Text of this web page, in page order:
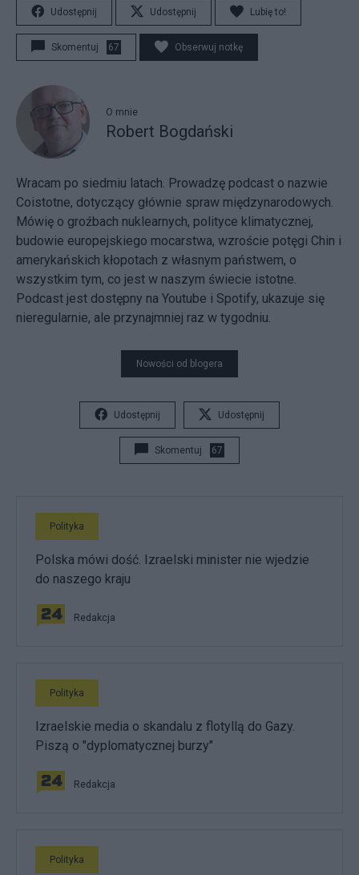
Udostępnij Udostępnij Lubię to!
Skomentuj 67 Obserwuj notkę
O mnie
Robert Bogdański
Wracam po siedmiu latach. Prowadzę podcast o nazwie
Coistotne, dotyczący głównie spraw międzynarodowych.
Mówię o groźbach nuklearnych, polityce klimatycznej,
budowie europejskiego mocarstwa, wzroście potęgi Chin i
amerykańskich kłopotach z własnym państwem, o
wszystkim tym, co jest w naszym świecie istotne.
Podcast jest dostępny na Youtube i Spotify, ukazuje się
nieregularnie, ale przynajmniej raz w tygodniu.
Nowości od blogera
Udostępnij Udostępnij
Skomentuj 67
Polityka
Polska mówi dość. Izraelski minister nie wjedzie
do naszego kraju
Redakcja
Polityka
Izraelskie media o skandalu z flotyllą do Gazy.
Piszą o "dyplomatycznej burzy"
Redakcja
Polityka